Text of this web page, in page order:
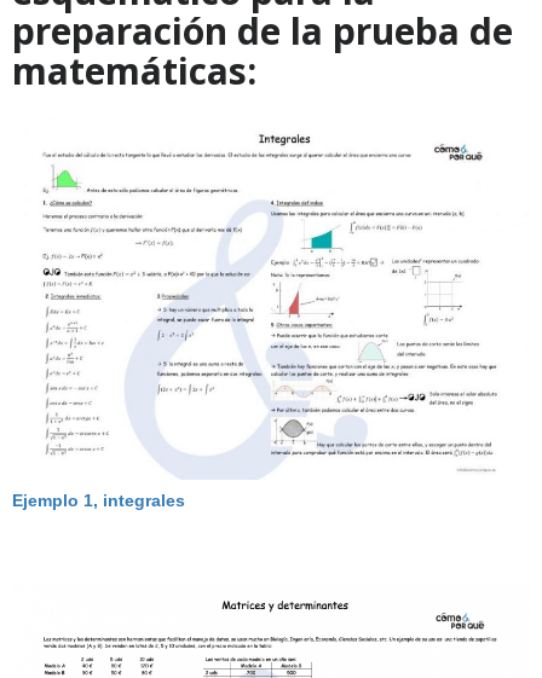
preparación de la prueba de
matemáticas:
Ejemplo 1, integrales